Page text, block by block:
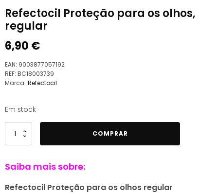
Refectocil Proteção para os olhos,
regular
6,90 €
EAN: 9003877057192
REF: BC18003739
Marca: Refectocil
Em stock
Quantidade
de
Proteção
os
COMPRAR
Saiba mais sobre:
Refectocil Proteção para os olhos regular